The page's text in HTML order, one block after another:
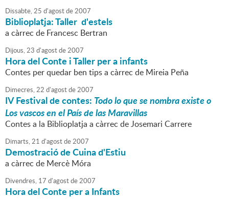
Dissabte,25 d'agostde2007
Biblioplatja: Taller d'estels
a càrrec de Francesc Bertran
Dijous,23 d'agostde2007
Hora del Conte i Taller per a infants
Contes per quedar ben tips a càrrec de Mireia Peña
Dimecres,22 d'agostde2007
IV Festival de contes: Todo lo que se nombra existe o
Los vascos en el País de las Maravillas
Contes a la Biblioplatja a càrrec de Josemari Carrere
Dimarts,21 d'agostde2007
Demostració de Cuina d'Estiu
a càrrec de Mercè Móra
Divendres, 17 d'agostde2007
Hora del Conte per a Infants